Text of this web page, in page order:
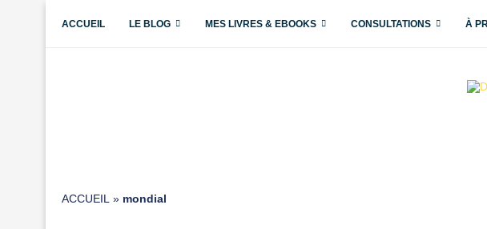
ACCUEIL LE BLOG MES LIVRES & EBOOKS CONSULTATIONS À
ACCUEIL » mondial